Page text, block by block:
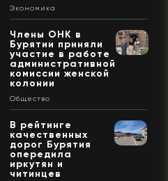
Экономика
Члены ОНК в
Бурятии приняли
участие в работе
административной
комиссии женской
колонии
Общество
В рейтинге
качественных
дорог Бурятия
опередила
иркутян и
читинцев